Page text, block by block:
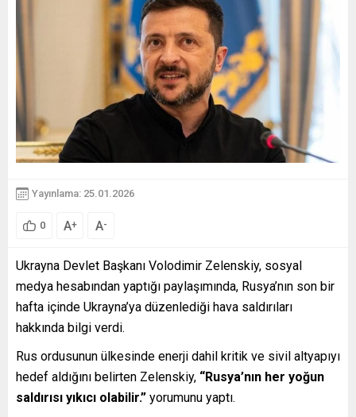
Yayınlama: 25.01.2026
0 A+ A-
Ukrayna Devlet Başkanı Volodimir Zelenskiy, sosyal
medya hesabından yaptığı paylaşımında, Rusya’nın son bir
hafta içinde Ukrayna’ya düzenlediği hava saldırıları
hakkında bilgi verdi.
Rus ordusunun ülkesinde enerji dahil kritik ve sivil altyapıyı
hedef aldığını belirten Zelenskiy, “Rusya’nın her yoğun
saldırısı yıkıcı olabilir.” yorumunu yaptı.